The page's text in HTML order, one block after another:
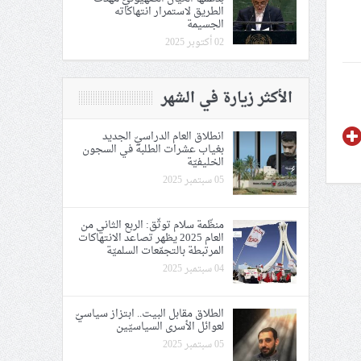
الطريق لاستمرار انتهاكاته
الجسيمة
02 أكتوبر 2025
الأكثر زيارة في الشهر
انطلاق العام الدراسيّ الجديد
بغياب عشرات الطلبة في السجون
الخليفيّة
05 سبتمبر 2025
منظّمة سلام توثّق: اﻟﺮﺑﻊ اﻟﺜﺎﻧﻲ ﻣﻦ
العام 2025 يظهر تصاعد الانتهاكات
المرتبطة بالتجمّعات السلميّة
04 سبتمبر 2025
الطلاق مقابل البيت.. ابتزاز سياسيّ
لعوائل الأسرى السياسيّين
05 سبتمبر 2025